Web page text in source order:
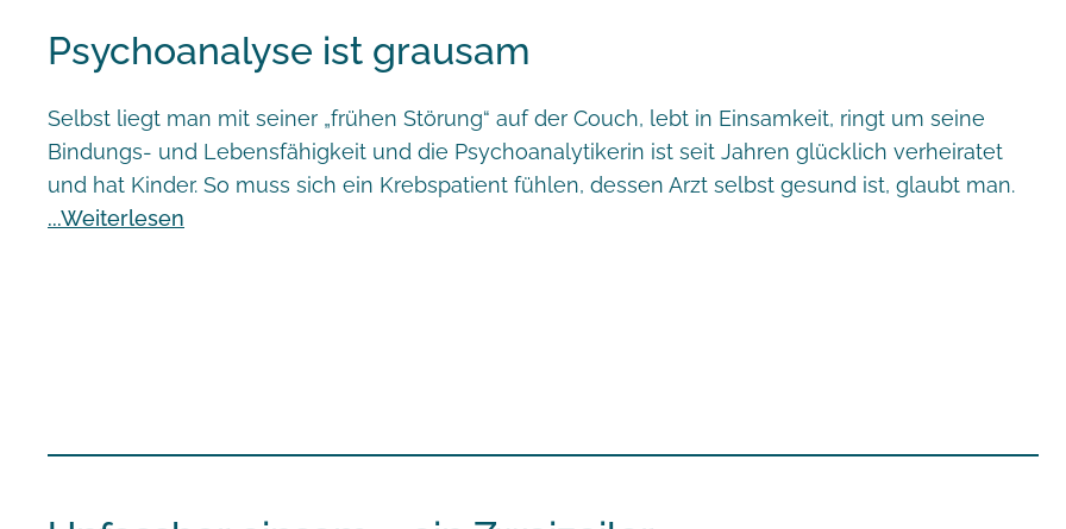
Psychoanalyse ist grausam
Selbst liegt man mit seiner „frühen Störung“ auf der Couch, lebt in Einsamkeit, ringt um seine
Bindungs- und Lebensfähigkeit und die Psychoanalytikerin ist seit Jahren glücklich verheiratet
und hat Kinder. So muss sich ein Krebspatient fühlen, dessen Arzt selbst gesund ist, glaubt man.
Weiterlesen